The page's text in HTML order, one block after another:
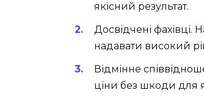
якісний результат.
Досвідчені
надавати високий
Відмінне
ціни без шкоди для